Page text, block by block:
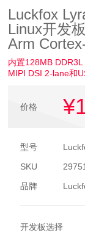
Luckfox
Linux开发
Arm
内置128MB
MIPI DSI 2-lane和
价格
型号
SKU
品牌
开发板选择